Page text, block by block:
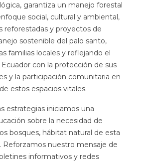
, garantiza un manejo forestal
social, cultural y ambiental,
reforestadas y proyectos de
sostenible del palo santo,
familias locales y reflejando el
con la protección de sus
y la participación comunitaria en
estos espacios vitales.
estrategias iniciamos una
sobre la necesidad de
bosques, hábitat natural de esta
Reforzamos nuestro mensaje de
informativos y redes